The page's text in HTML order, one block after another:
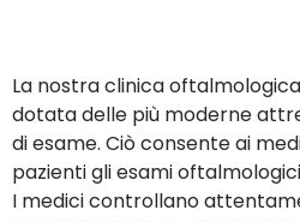
La nostra clinica
dotata delle più moderne
di esame. Ciò consente ai
pazienti gli esami
I medici controllano